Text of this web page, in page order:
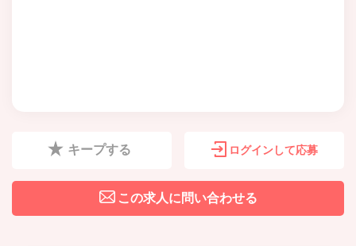
キープする ログインして応募
この求人に問い合わせる